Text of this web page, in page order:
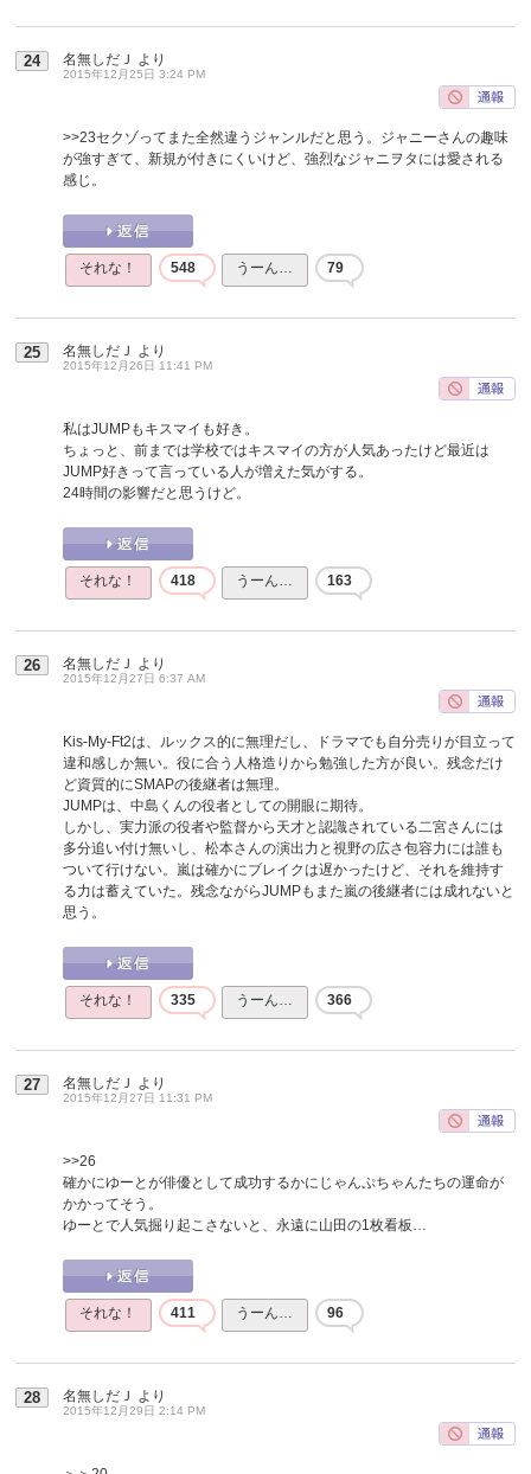
24 名無しだＪ より
2015年12月25日 3:24 PM
>>23セクゾってまた全然違うジャンルだと思う。ジャニーさんの趣味
が強すぎて、新規が付きにくいけど、強烈なジャニヲタには愛される
感じ。
それな！ 548 うーん… 79
25 名無しだＪ より
2015年12月26日 11:41 PM
私はJUMPもキスマイも好き。
ちょっと、前までは学校ではキスマイの方が人気あったけど最近は
JUMP好きって言っている人が増えた気がする。
24時間の影響だと思うけど。
それな！ 418 うーん… 163
26 名無しだＪ より
2015年12月27日 6:37 AM
Kis-My-Ft2は、ルックス的に無理だし、ドラマでも自分売りが目立って
違和感しか無い。役に合う人格造りから勉強した方が良い。残念だけ
ど資質的にSMAPの後継者は無理。
JUMPは、中島くんの役者としての開眼に期待。
しかし、実力派の役者や監督から天才と認識されている二宮さんには
多分追い付け無いし、松本さんの演出力と視野の広さ包容力には誰も
ついて行けない。嵐は確かにブレイクは遅かったけど、それを維持す
る力は蓄えていた。残念ながらJUMPもまた嵐の後継者には成れないと
思う。
それな！ 335 うーん… 366
27 名無しだＪ より
2015年12月27日 11:31 PM
>>26
確かにゆーとが俳優として成功するかにじゃんぷちゃんたちの運命が
かかってそう。
ゆーとで人気掘り起こさないと、永遠に山田の1枚看板…
それな！ 411 うーん… 96
28 名無しだＪ より
2015年12月29日 2:14 PM